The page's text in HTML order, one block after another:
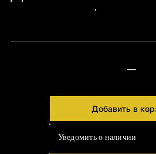
—
Добавить в
Уведомить о наличии